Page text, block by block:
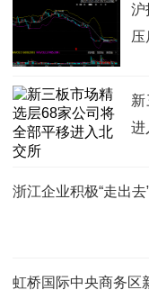
沪
压
进
浙江企业积极“走出
虹桥国际中央商务区